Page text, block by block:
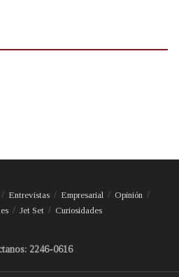
Entrevistas Empresarial
Opinión
Jet Set Curiosidades
2246-0616